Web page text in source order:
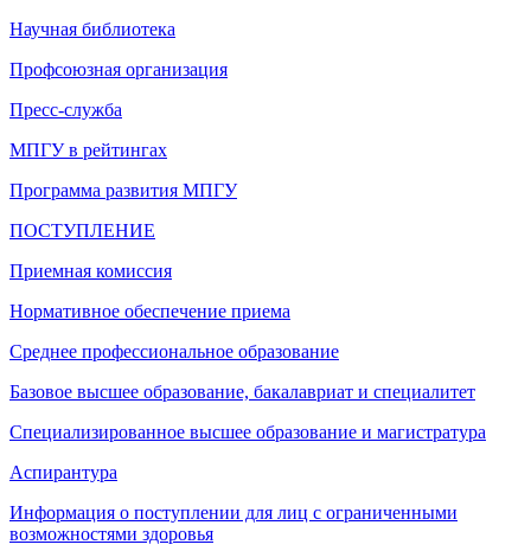
Научная библиотека
Профсоюзная организация
Пресс-служба
МПГУ в рейтингах
Программа развития МПГУ
ПОСТУПЛЕНИЕ
Приемная комиссия
Нормативное обеспечение приема
Среднее профессиональное образование
Базовое высшее образование, бакалавриат и специалитет
Специализированное высшее образование и магистратура
Аспирантура
Информация о поступлении для лиц с ограниченными
возможностями здоровья